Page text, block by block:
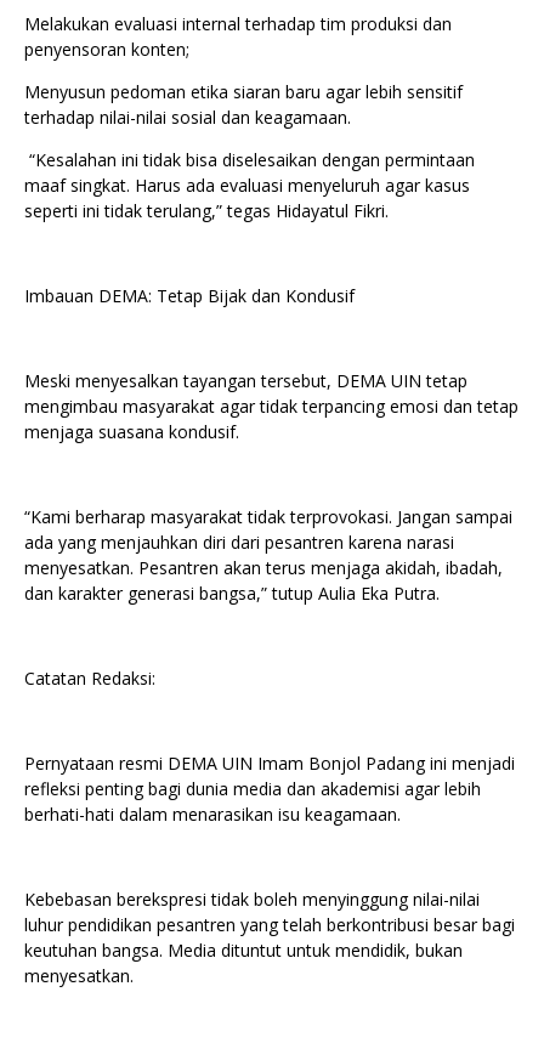
Melakukan evaluasi internal terhadap tim produksi dan
penyensoran konten;
Menyusun pedoman etika siaran baru agar lebih sensitif
terhadap nilai-nilai sosial dan keagamaan.
“Kesalahan ini tidak bisa diselesaikan dengan permintaan
maaf singkat. Harus ada evaluasi menyeluruh agar kasus
seperti ini tidak terulang,” tegas Hidayatul Fikri.
Imbauan DEMA: Tetap Bijak dan Kondusif
Meski menyesalkan tayangan tersebut, DEMA UIN tetap
mengimbau masyarakat agar tidak terpancing emosi dan tetap
menjaga suasana kondusif.
“Kami berharap masyarakat tidak terprovokasi. Jangan sampai
ada yang menjauhkan diri dari pesantren karena narasi
menyesatkan. Pesantren akan terus menjaga akidah, ibadah,
dan karakter generasi bangsa,” tutup Aulia Eka Putra.
Catatan Redaksi:
Pernyataan resmi DEMA UIN Imam Bonjol Padang ini menjadi
refleksi penting bagi dunia media dan akademisi agar lebih
berhati-hati dalam menarasikan isu keagamaan.
Kebebasan berekspresi tidak boleh menyinggung nilai-nilai
luhur pendidikan pesantren yang telah berkontribusi besar bagi
keutuhan bangsa. Media dituntut untuk mendidik, bukan
menyesatkan.